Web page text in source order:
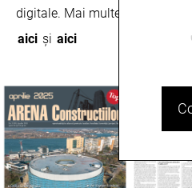
digitale. Mai multe despre
aici și aici